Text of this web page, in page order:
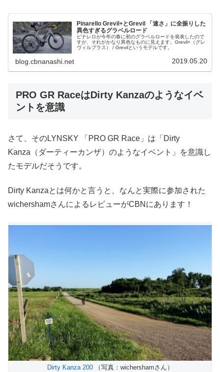
Pinarello Grevil+とGrevil 「速さ」に全振りした
異色すぎるグラベルロード
ピナレロが今年の春に初のグラベルロードを発表したので
すが、それがかなり異色なものに見えます。Grevil+（グレ
ヴィルプラス） / Grevilというモデルです。
blog.cbnanashi.net 2019.05.20
PRO GR RaceはDirty Kanzaのようなイベ
ントを意識
さて、そのLYNSKY 「PRO GR Race」は「Dirty
Kanza（ダーティーカンザ）のようなイベント」を意識し
たモデルだそうです。
Dirty Kanzaとは何かと言うと、なんと実際に参加された
wichershamさんによるレビューがCBNにあります！
Dirty Kanza 200（写真：wichershamさん）